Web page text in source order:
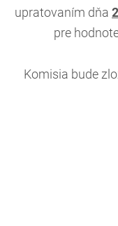
upratovaním dňa
pre
Komisia bude
Člen